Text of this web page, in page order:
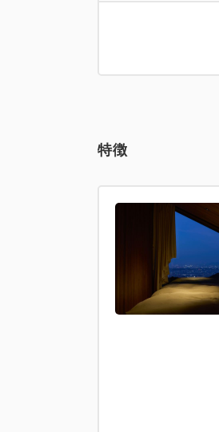
特徴